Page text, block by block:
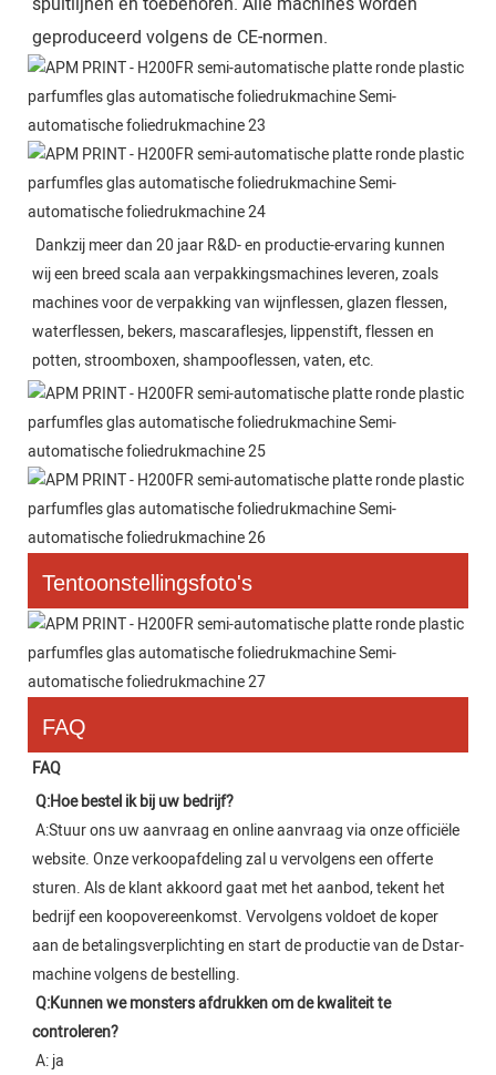
geproduceerd volgens de CE-normen.
Dankzij meer dan 20 jaar R&D- en productie-ervaring kunnen
wij een breed scala aan verpakkingsmachines leveren, zoals
machines voor de verpakking van wijnflessen, glazen flessen,
waterflessen, bekers, mascaraflesjes, lippenstift, flessen en
potten, stroomboxen, shampooflessen, vaten, etc.
Tentoonstellingsfoto's
FAQ
FAQ
Q:Hoe bestel ik bij uw bedrijf?
A:Stuur ons uw aanvraag en online aanvraag via onze officiële
website. Onze verkoopafdeling zal u vervolgens een offerte
sturen. Als de klant akkoord gaat met het aanbod, tekent het
bedrijf een koopovereenkomst. Vervolgens voldoet de koper
aan de betalingsverplichting en start de productie van de Dstar-
machine volgens de bestelling.
Q:Kunnen we monsters afdrukken om de kwaliteit te
controleren?
A: ja